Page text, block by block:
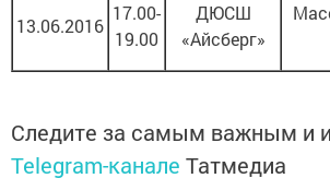
13.06.2016
17.00-
19.00
ДЮСШ
«Айсберг»
Следите за самым важным и
Telegram-канале Татмедиа